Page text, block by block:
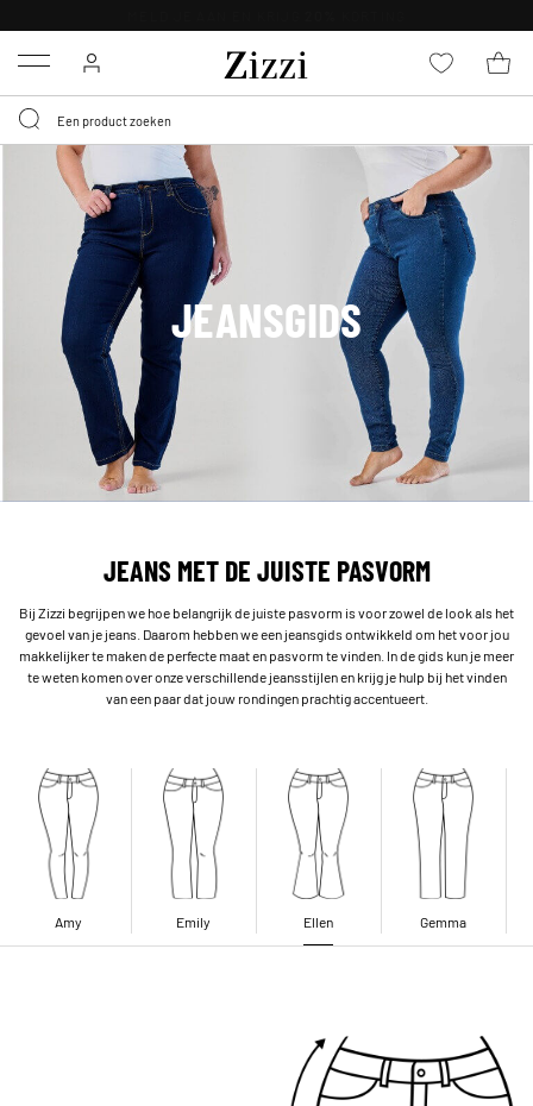
Menu
JEANSGIDS
JEANS MET DE JUISTE PASVORM
Bij Zizzi begrijpen we hoe belangrijk de juiste pasvorm is voor zowel de look als het
gevoel van je jeans. Daarom hebben we een jeansgids ontwikkeld om het voor jou
makkelijker te maken de perfecte maat en pasvorm te vinden. In de gids kun je meer
te weten komen over onze verschillende jeansstijlen en krijg je hulp bij het vinden
van een paar dat jouw rondingen prachtig accentueert.
Amy Emily Ellen Gemma